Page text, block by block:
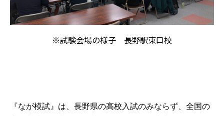
※試験会場の様子 長野駅東口校
『なが模試』は、長野県の高校入試のみならず、全国の